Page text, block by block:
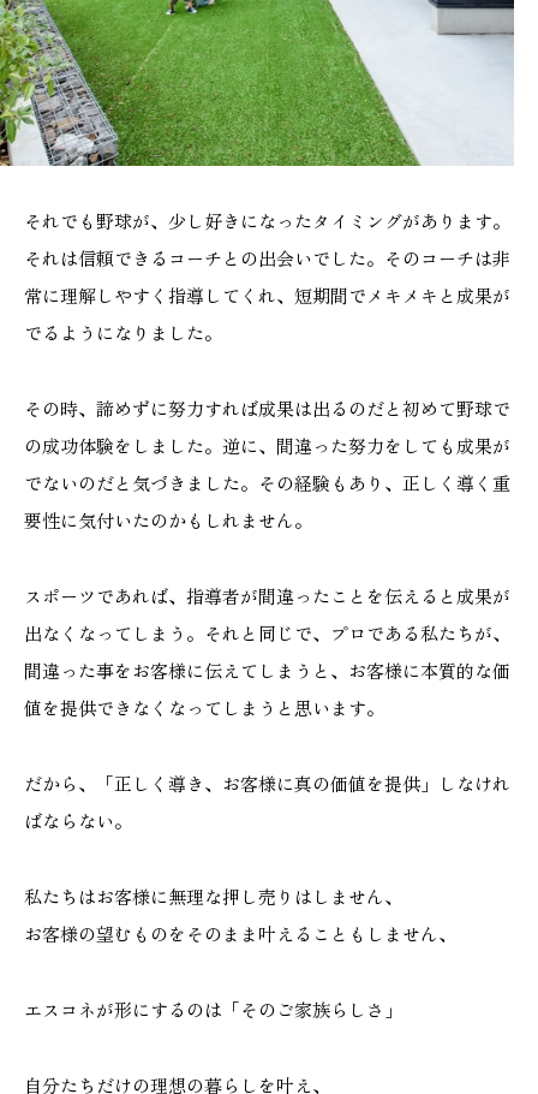
それでも野球が、少し好きになったタイミングがあります。
それは信頼できるコーチとの出会いでした。そのコーチは非
常に理解しやすく指導してくれ、短期間でメキメキと成果が
でるようになりました。
その時、諦めずに努力すれば成果は出るのだと初めて野球で
の成功体験をしました。逆に、間違った努力をしても成果が
でないのだと気づきました。その経験もあり、正しく導く重
要性に気付いたのかもしれません。
スポーツであれば、指導者が間違ったことを伝えると成果が
出なくなってしまう。それと同じで、プロである私たちが、
間違った事をお客様に伝えてしまうと、お客様に本質的な価
値を提供できなくなってしまうと思います。
だから、「正しく導き、お客様に真の価値を提供」しなけれ
ばならない。
私たちはお客様に無理な押し売りはしません、
お客様の望むものをそのまま叶えることもしません、
エスコネが形にするのは「そのご家族らしさ」
自分たちだけの理想の暮らしを叶え、